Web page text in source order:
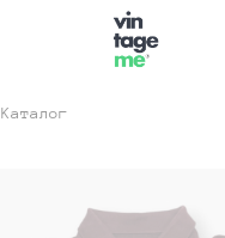
Каталог